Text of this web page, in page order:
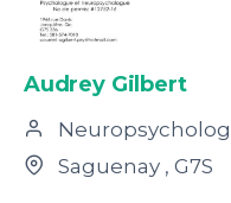
Audrey Gilbert
Neuropsychologue,
Saguenay , G7S